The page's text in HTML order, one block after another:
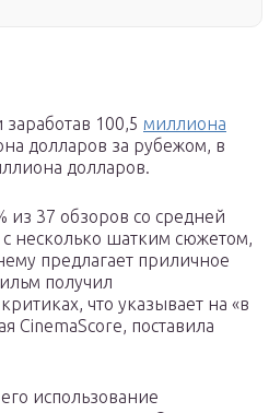
100,5 миллиона
долларов за рубежом, в
долларов.
37 обзоров со средней
с несколько шатким сюжетом,
предлагает приличное
получил
что указывает на «в
CinemaScore, поставила
использование